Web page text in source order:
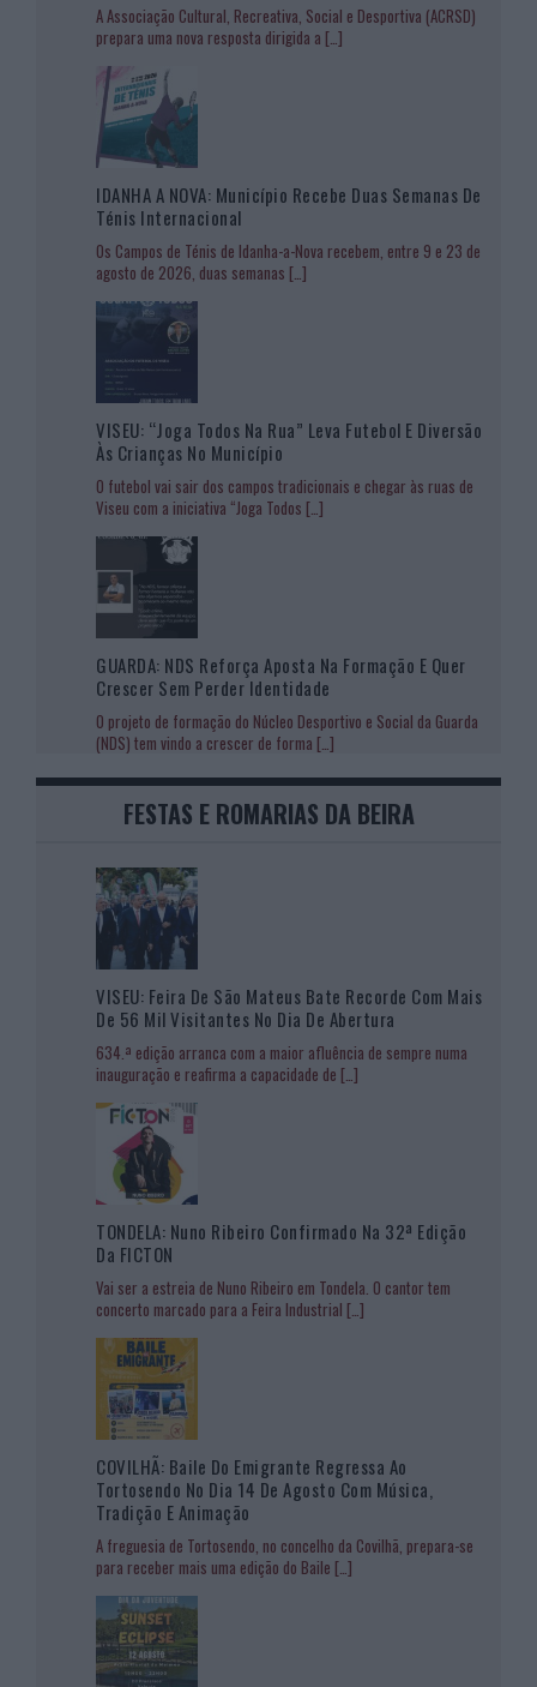
A Associação Cultural, Recreativa, Social e Desportiva (ACRSD)
prepara uma nova resposta dirigida a […]
IDANHA A NOVA: Município Recebe Duas Semanas De
Ténis Internacional
Os Campos de Ténis de Idanha-a-Nova recebem, entre 9 e 23 de
agosto de 2026, duas semanas […]
VISEU: “Joga Todos Na Rua” Leva Futebol E Diversão
Às Crianças No Município
O futebol vai sair dos campos tradicionais e chegar às ruas de
Viseu com a iniciativa “Joga Todos […]
GUARDA: NDS Reforça Aposta Na Formação E Quer
Crescer Sem Perder Identidade
O projeto de formação do Núcleo Desportivo e Social da Guarda
(NDS) tem vindo a crescer de forma […]
FESTAS E ROMARIAS DA BEIRA
VISEU: Feira De São Mateus Bate Recorde Com Mais
De 56 Mil Visitantes No Dia De Abertura
634.ª edição arranca com a maior afluência de sempre numa
inauguração e reafirma a capacidade de […]
TONDELA: Nuno Ribeiro Confirmado Na 32ª Edição
Da FICTON
Vai ser a estreia de Nuno Ribeiro em Tondela. O cantor tem
concerto marcado para a Feira Industrial […]
COVILHÃ: Baile Do Emigrante Regressa Ao
Tortosendo No Dia 14 De Agosto Com Música,
Tradição E Animação
A freguesia de Tortosendo, no concelho da Covilhã, prepara-se
para receber mais uma edição do Baile […]